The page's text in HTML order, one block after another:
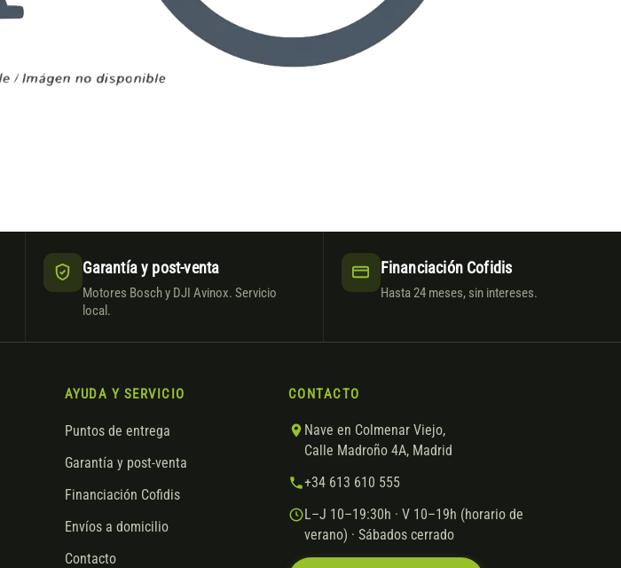
Garantía y post-venta
Motores Bosch y DJI Avinox. Servicio
local.
Financiación Cofidis
Hasta 24 meses, sin intereses.
AYUDA Y SERVICIO
Puntos de entrega
Garantía y post-venta
Financiación Cofidis
Envíos a domicilio
Contacto
CONTACTO
Nave en Colmenar Viejo,
Calle Madroño 4A, Madrid
+34 613 610 555
L–J 10–19:30h · V 10–19h (horario de
verano) · Sábados cerrado